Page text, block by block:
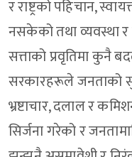
र राष्ट्रको पहिचान,
नसकेको तथा व्यवस्था र
सत्ताको प्रवृतिमा कुनै
सरकारहरूले जनताको
भ्रष्टाचार, दलाल र
सिर्जना गरेको र